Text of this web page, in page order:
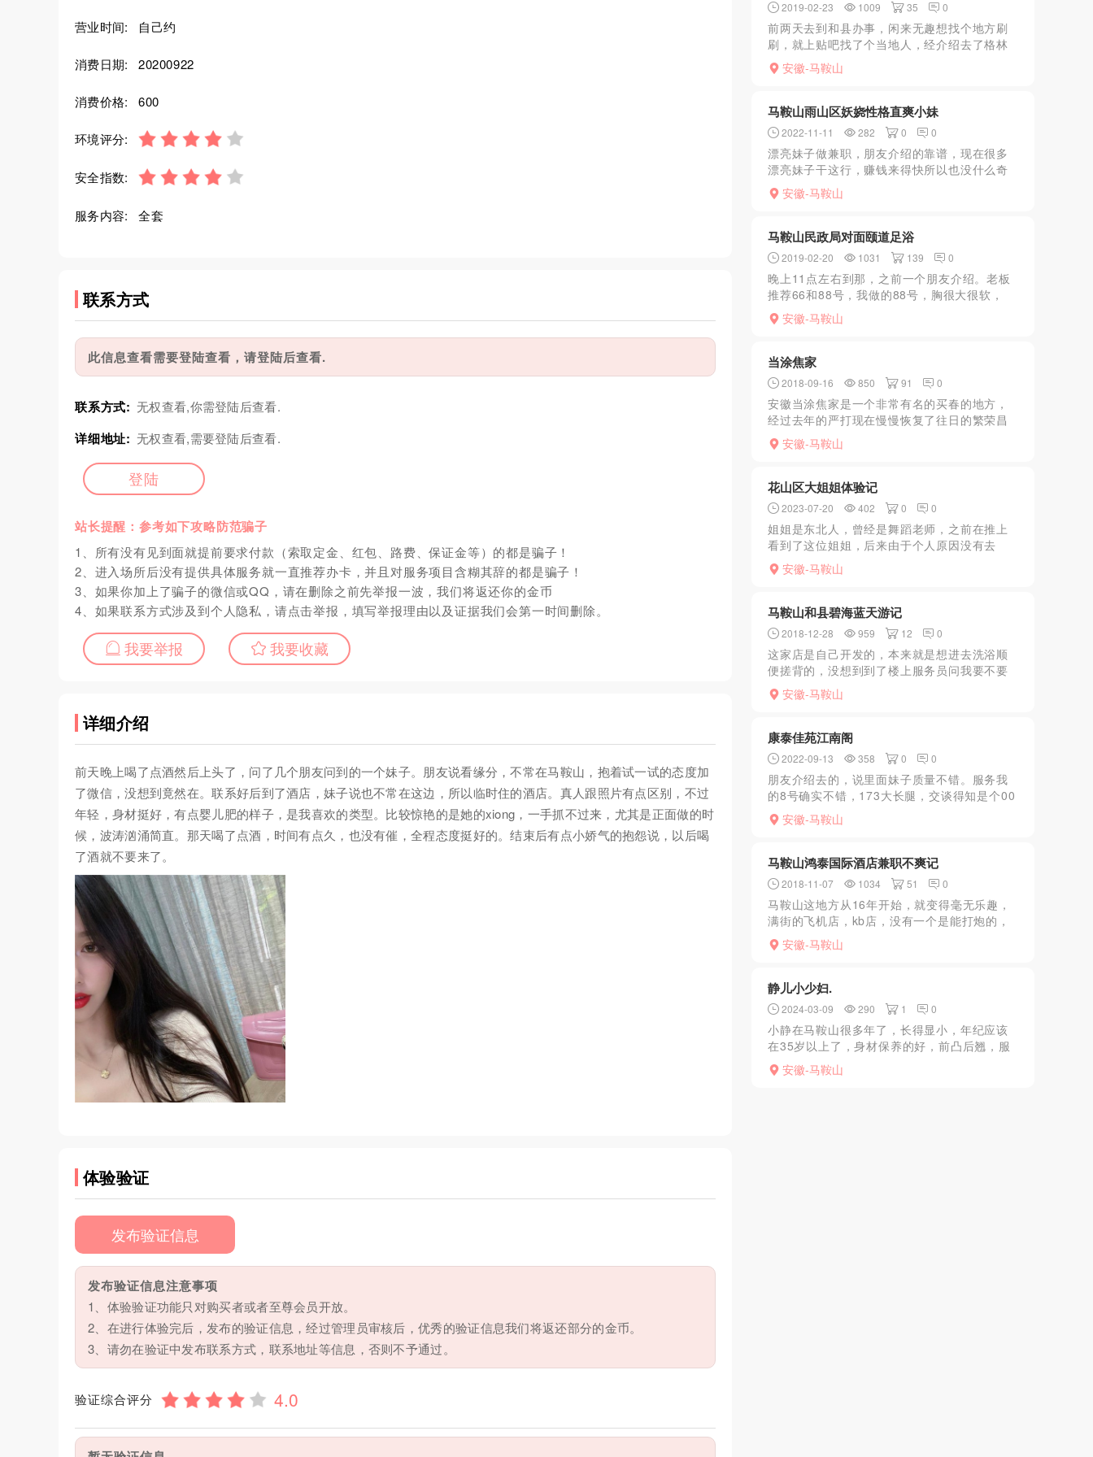
营业时间: 自己约
消费日期: 20200922
消费价格: 600
环境评分:
安全指数:
服务内容: 全套
联系方式
此信息查看需要登陆查看，请登陆后查看.
联系方式: 无权查看,你需登陆后查看.
详细地址: 无权查看,需要登陆后查看.
登陆
站长提醒：参考如下攻略防范骗子
1、所有没有见到面就提前要求付款（索取定金、红包、路费、保证金等）的都是骗子！
2、进入场所后没有提供具体服务就一直推荐办卡，并且对服务项目含糊其辞的都是骗子！
3、如果你加上了骗子的微信或QQ，请在删除之前先举报一波，我们将返还你的金币
4、如果联系方式涉及到个人隐私，请点击举报，填写举报理由以及证据我们会第一时间删除。
我要举报 我要收藏
详细介绍
前天晚上喝了点酒然后上头了，问了几个朋友问到的一个妹子。朋友说看缘分，不常在马鞍山，抱着试一试的态度加
了微信，没想到竟然在。联系好后到了酒店，妹子说也不常在这边，所以临时住的酒店。真人跟照片有点区别，不过
年轻，身材挺好，有点婴儿肥的样子，是我喜欢的类型。比较惊艳的是她的xiong，一手抓不过来，尤其是正面做的时
候，波涛汹涌简直。那天喝了点酒，时间有点久，也没有催，全程态度挺好的。结束后有点小娇气的抱怨说，以后喝
了酒就不要来了。
体验验证
发布验证信息
发布验证信息注意事项
1、体验验证功能只对购买者或者至尊会员开放。
2、在进行体验完后，发布的验证信息，经过管理员审核后，优秀的验证信息我们将返还部分的金币。
3、请勿在验证中发布联系方式，联系地址等信息，否则不予通过。
验证综合评分
2019-02-23 1009 35 0
前两天去到和县办事，闲来无趣想找个地方刷
刷，就上贴吧找了个当地人，经介绍去了格林
豪泰7楼，酒店里面，洗澡大厅就我一个人，尴
尬一P，洗好澡，有人上来问是做特服还按摩，
安徽-马鞍山
马鞍山雨山区妖娆性格直爽小妹
2022-11-11 282 0 0
漂亮妹子做兼职，朋友介绍的靠谱，现在很多
漂亮妹子干这行，赚钱来得快所以也没什么奇
怪的，服务基本都有，妹子人还是不错的，最
爽就是口爆服务！我玩的两小时，第一次比较
安徽-马鞍山
马鞍山民政局对面颐道足浴
2019-02-20 1031 139 0
晚上11点左右到那，之前一个朋友介绍。老板
推荐66和88号，我做的88号，胸很大很软，
xiongtui很舒服。价格是300一次快餐，
安徽-马鞍山
当涂焦家
2018-09-16 850 91 0
安徽当涂焦家是一个非常有名的买春的地方，
经过去年的严打现在慢慢恢复了往日的繁荣昌
盛，在一个小村庄有发廊几十家，晚上在街巷
里走就有小姐招呼你，很是热闹。在这边发廊
安徽-马鞍山
花山区大姐姐体验记
2023-07-20 402 0 0
姐姐是东北人，曾经是舞蹈老师，之前在推上
看到了这位姐姐，后来由于个人原因没有去
约。周一下午正好有空，提前预约了姐姐。来
到指定地点，微信遥控进房间，进门之后，姐
安徽-马鞍山
马鞍山和县碧海蓝天游记
2018-12-28 959 12 0
这家店是自己开发的，本来就是想进去洗浴顺
便搓背的，没想到到了楼上服务员问我要不要
到4楼，我一看四楼肯定不简单，于是同意了，
到了四楼首先是一个电子门禁，服务员刷卡之
安徽-马鞍山
康泰佳苑江南阁
2022-09-13 358 0 0
朋友介绍去的，说里面妹子质量不错。服务我
的8号确实不错，173大长腿，交谈得知是个00
后。........................
安徽-马鞍山
马鞍山鸿泰国际酒店兼职不爽记
2018-11-07 1034 51 0
马鞍山这地方从16年开始，就变得毫无乐趣，
满街的飞机店，kb店，没有一个是能打炮的，
却都收着打炮的钱。兼职都是坑B，洗头房里的
都是大妈，简直了都！鸿泰里有两只鸡，离得
安徽-马鞍山
静儿小少妇.
2024-03-09 290 1 0
小静在马鞍山很多年了，长得显小，年纪应该
在35岁以上了，身材保养的好，前凸后翘，服
务项目一般，叫床很带劲，适合注重颜值和身
材的去。
安徽-马鞍山